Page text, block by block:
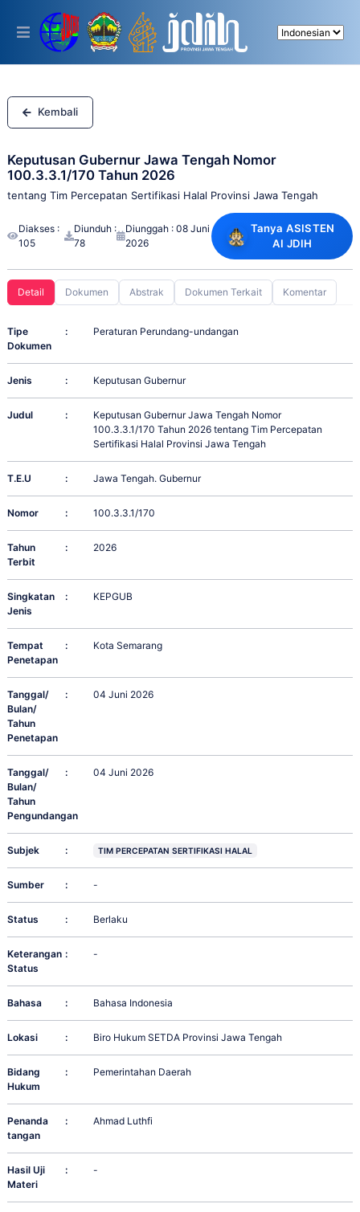
This
includes
accessibility
system.
Kembali
Keputusan Gubernur Jawa Tengah Nomor
100.3.3.1/170 Tahun 2026
tentang Tim Percepatan Sertifikasi Halal Provinsi Jawa Tengah
Diakses :
105
Diunduh :
78
Diunggah : 08 Juni
2026
Tanya ASISTEN
AI JDIH
Detail Dokumen Abstrak Dokumen Terkait Komentar
Tipe
Dokumen
: Peraturan Perundang-undangan
Jenis : Keputusan Gubernur
Judul :
Keputusan Gubernur Jawa Tengah Nomor
100.3.3.1/170 Tahun 2026 tentang Tim Percepatan
Sertifikasi Halal Provinsi Jawa Tengah
T.E.U : Jawa Tengah. Gubernur
Nomor : 100.3.3.1/170
Tahun
Terbit
: 2026
Singkatan
Jenis
: KEPGUB
Tempat
Penetapan
: Kota Semarang
Tanggal/
Bulan/
Tahun
Penetapan
: 04 Juni 2026
Tanggal/
Bulan/
Tahun
Pengundangan
: 04 Juni 2026
Subjek : TIM PERCEPATAN SERTIFIKASI HALAL
Sumber : -
Status : Berlaku
Keterangan
Status
: -
Bahasa : Bahasa Indonesia
Lokasi : Biro Hukum SETDA Provinsi Jawa Tengah
Bidang
Hukum
: Pemerintahan Daerah
Penanda
tangan
: Ahmad Luthfi
Hasil Uji
Materi
: -